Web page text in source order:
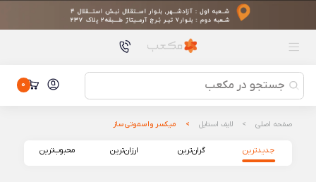
محصولات پیشنهادی
ساعت هوشمند شیائومی مدل Glorimi M4 Pro
مسواک برقی شیائومی مدل Mijia Sonic Sweeping Electric
Toothbrush Pro MES610
هندزفری بلوتوثی شیائومی مدل QCY T32 AilyBuds Clear
محافظ لنز دوربین برای گوشی xiaomi redmi note 13
ساعت هوشمند شیائومی مدل Glorimi M4 Pro
Toothbrush Pro MES610
هندزفری بلوتوثی شیائومی مدل QCY T32 AilyBuds Clear
0
صفحه اصلی لایف استایل میکسر و اسموتی ساز
جدیدترین گران‌ترین ارزان‌ترین محبوب‌ترین